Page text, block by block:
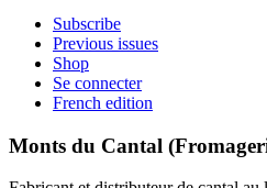
Subscribe
Previous issues
Shop
Se connecter
French edition
Monts du Cantal